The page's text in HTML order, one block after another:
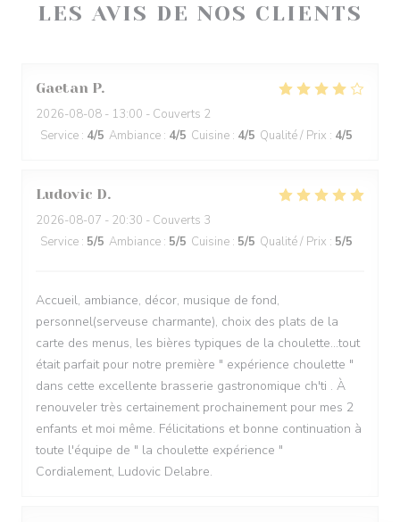
LES AVIS DE NOS CLIENTS
Gaetan P
2026-08-08 - 13:00 - Couverts 2
Service : 4/5 Ambiance : 4/5 Cuisine : 4/5 Qualité / Prix : 4/5
Ludovic D
2026-08-07 - 20:30 - Couverts 3
Service : 5/5 Ambiance : 5/5 Cuisine : 5/5 Qualité / Prix : 5/5
Accueil, ambiance, décor, musique de fond,
personnel(serveuse charmante), choix des plats de la
carte des menus, les bières typiques de la choulette...tout
était parfait pour notre première " expérience choulette "
dans cette excellente brasserie gastronomique ch'ti . À
renouveler très certainement prochainement pour mes 2
enfants et moi même. Félicitations et bonne continuation à
toute l'équipe de " la choulette expérience "
Cordialement, Ludovic Delabre.